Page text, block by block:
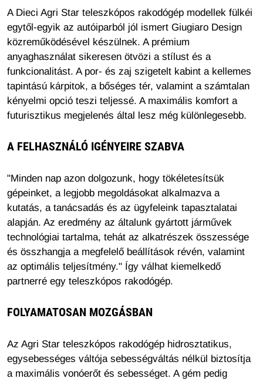
A Dieci Agri Star teleszkópos rakodógép modellek fülkéi
egytől-egyik az autóiparból jól ismert Giugiaro Design
közreműködésével készülnek. A prémium
anyaghasználat sikeresen ötvözi a stílust és a
funkcionalitást. A por- és zaj szigetelt kabint a kellemes
tapintású kárpitok, a bőséges tér, valamint a számtalan
kényelmi opció teszi teljessé. A maximális komfort a
futurisztikus megjelenés által lesz még különlegesebb.
A FELHASZNÁLÓ IGÉNYEIRE SZABVA
"Minden nap azon dolgozunk, hogy tökéletesítsük
gépeinket, a legjobb megoldásokat alkalmazva a
kutatás, a tanácsadás és az ügyfeleink tapasztalatai
alapján. Az eredmény az általunk gyártott járművek
technológiai tartalma, tehát az alkatrészek összessége
és összhangja a megfelelő beállítások révén, valamint
az optimális teljesítmény." Így válhat kiemelkedő
partnerré egy teleszkópos rakodógép.
FOLYAMATOSAN MOZGÁSBAN
Az Agri Star teleszkópos rakodógép hidrosztatikus,
egysebességes váltója sebességváltás nélkül biztosítja
a maximális vonóerőt és sebességet. A gém pedig